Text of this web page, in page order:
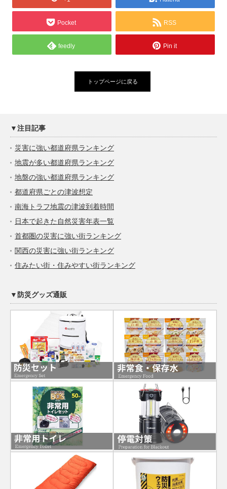
Pocket RSS
feedly Pin it
トップページに戻る
▼注目記事
災害に強い都道府県ランキング
地震が多い都道府県ランキング
地盤の強い都道府県ランキング
都道府県ごとの津波想定
南海トラフ地震の津波到着時間
日本で起きた自然災害年表一覧
首都圏の災害に強い街ランキング
関西の災害に強い街ランキング
住みたい街・住みやすい街ランキング
▼防災グッズ通販